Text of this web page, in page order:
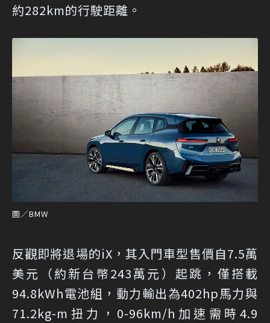
約282km的行駛距離。
圖／BMW
反觀即將退場的iX，其入門車型售價自7.5萬
美元（約新台幣243萬元）起跳，僅搭載
94.8kWh電池組，動力輸出為402hp馬力與
71.2kg-m扭力，0-96km/h加速需時4.9